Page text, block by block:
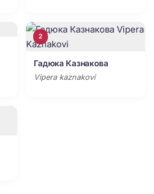
2
Гадюка Казнакова
Vipera kaznakovi